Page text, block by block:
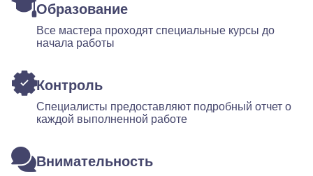
Образование
Все мастера проходят специальные курсы до
начала работы
Контроль
Специалисты предоставляют подробный отчет о
каждой выполненной работе
Внимательность